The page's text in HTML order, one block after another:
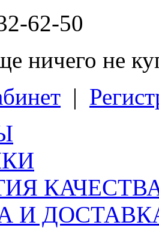
62-50
ничего не
|
И